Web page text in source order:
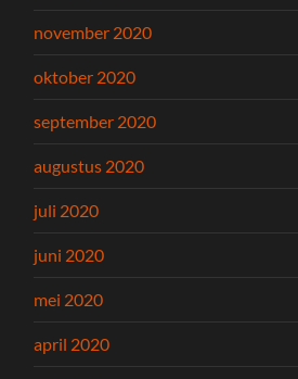
november 2020
oktober 2020
september 2020
augustus 2020
juli 2020
juni 2020
mei 2020
april 2020